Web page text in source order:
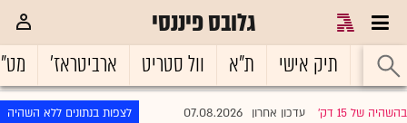
גלובס פיננסי
ראשי תיק אישי ת"א וול סטריט ארביטראז'
בהשהיה של 15 דק' עדכון אחרון 07.08.2026 לצפות בנתונים ללא השהיה